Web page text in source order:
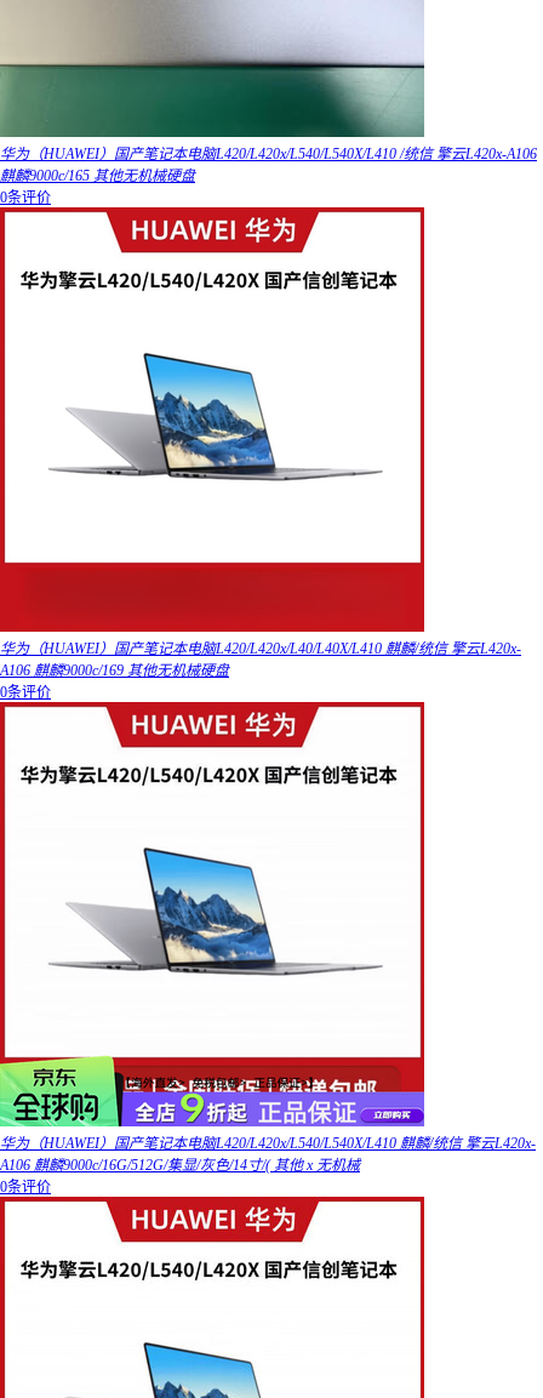
华为（HUAWEI）国产笔记本电脑L420/L420x/L540/L540X/L410 /统信 擎云L420x-A106
麒麟9000c/165 其他无机械硬盘
0条评价
华为（HUAWEI）国产笔记本电脑L420/L420x/L40/L40X/L410 麒麟/统信 擎云L420x-
A106 麒麟9000c/169 其他无机械硬盘
0条评价
华为（HUAWEI）国产笔记本电脑L420/L420x/L540/L540X/L410 麒麟/统信 擎云L420x-
A106 麒麟9000c/16G/512G/集显/灰色/14寸/( 其他 x 无机械
0条评价